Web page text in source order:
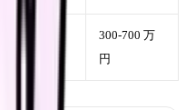
300-700 万
円